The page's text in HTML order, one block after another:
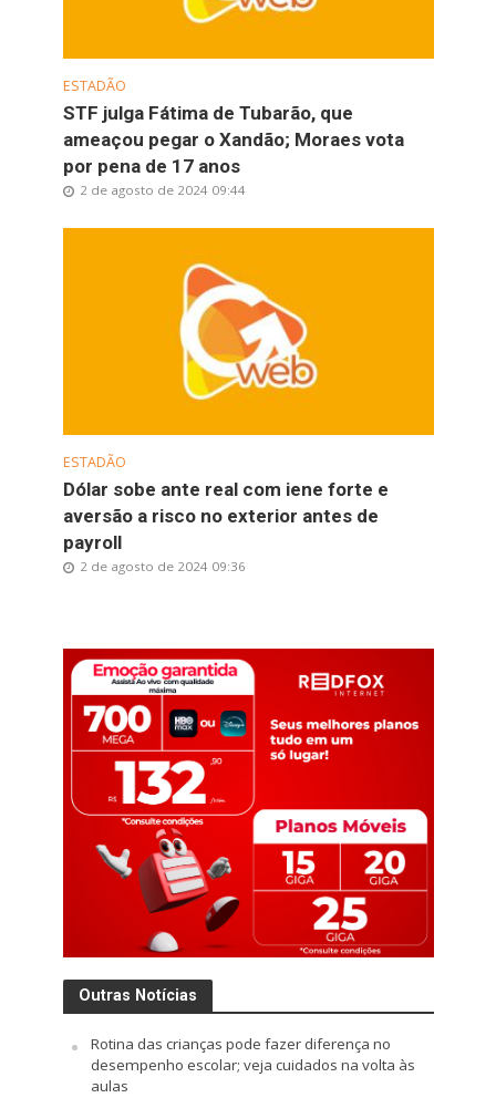
ESTADÃO
STF julga Fátima de Tubarão, que
ameaçou pegar o Xandão; Moraes vota
por pena de 17 anos
2 de agosto de 2024 09:44
ESTADÃO
Dólar sobe ante real com iene forte e
aversão a risco no exterior antes de
payroll
2 de agosto de 2024 09:36
Outras Notícias
Rotina das crianças pode fazer diferença no
desempenho escolar; veja cuidados na volta às
aulas